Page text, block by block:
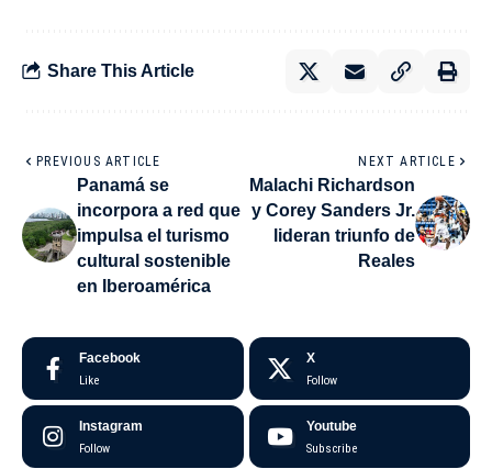
Share This Article
PREVIOUS ARTICLE
Panamá se
incorpora a red que
impulsa el turismo
cultural sostenible
en Iberoamérica
NEXT ARTICLE
Malachi Richardson
y Corey Sanders Jr.
lideran triunfo de
Reales
Facebook
Like
X
Follow
Instagram
Follow
Youtube
Subscribe